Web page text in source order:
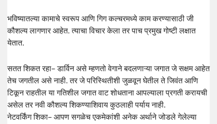
भविष्यातल्या कामाचे स्वरूप आणि गिग कल्चरमध्ये काम करण्यासाठी जी
कौशल्य लागणार आहेत. त्याचा विचार केला तर पाच प्रमुख गोष्टी लक्षात
येतात.
सतत शिकत रहा– डार्विन असे म्हणतो वेगाने बदलणाऱ्या जगात जे सक्षम आहेत
तेच जगतील असे नाही. तर जे परिस्थितीशी जुळवून घेतील ते जिवंत आणि
टिकून राहतील या गतिशील जगात वाट शोधताना आपल्याला प्रगती करायची
असेल तर नवी कौशल्य शिकण्याशिवाय कुठलाही पर्याय नाही.
नेटवर्किंग शिका– आपण सगळेच एकमेकांशी अनेक अर्थाने जोडले गेलेल्या